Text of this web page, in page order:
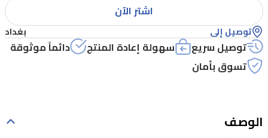
على
خمسة
ألوان
متعددة
مات
اشتر الآن
توصيل إلى بغداد
توصيل سريع سهولة إعادة المنتج
دائماً موثوقة
تسوق بأمان
الوصف